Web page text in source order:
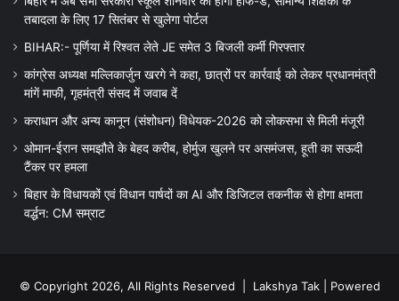
तबादला के लिए 17 सितंबर से खुलेगा पोर्टल
BIHAR:- पूर्णिया में रिश्वत लेते JE समेत 3 बिजली कर्मी गिरफ्तार
कांग्रेस अध्यक्ष मल्लिकार्जुन खरगे ने कहा, छात्रों पर कार्रवाई को लेकर प्रधानमंत्री
मांगें माफी, गृहमंत्री संसद में जवाब दें
कराधान और अन्य कानून (संशोधन) विधेयक-2026 को लोकसभा से मिली मंजूरी
ओमान-ईरान समझौते के बेहद करीब, होर्मुज खुलने पर असमंजस, हूती का सऊदी
टैंकर पर हमला
बिहार के विधायकों एवं विधान पार्षदों का AI और डिजिटल तकनीक से होगा क्षमता
वर्द्धन: CM सम्राट
© Copyright 2026, All Rights Reserved | Lakshya Tak| Powered